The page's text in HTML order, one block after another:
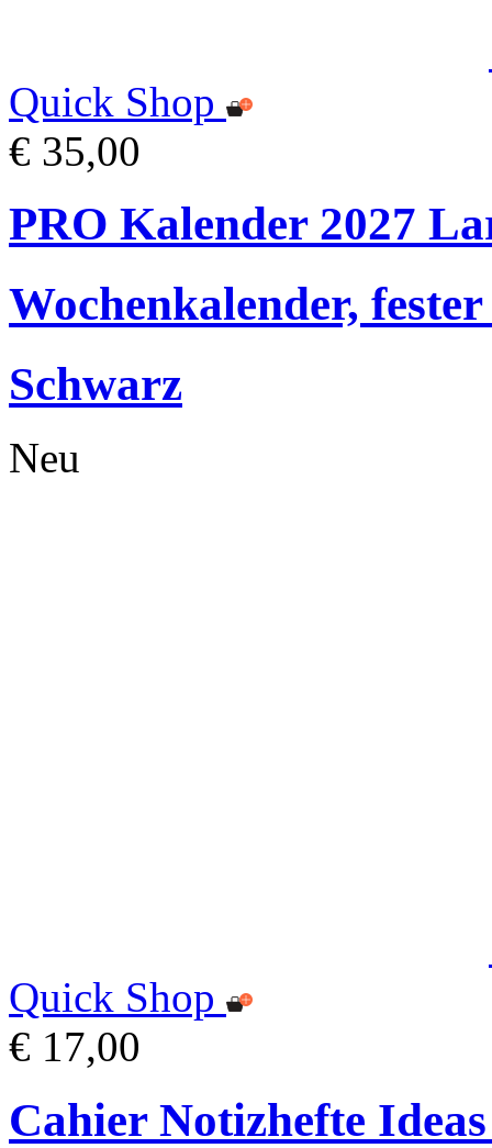
Quick Shop
€ 35,00
PRO Kalender 2027
Wochenkalender,
Schwarz
Neu
Quick Shop
€ 17,00
Cahier Notizhefte